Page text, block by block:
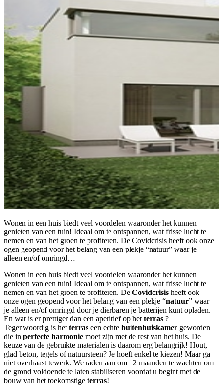
Wonen in een huis biedt veel voordelen waaronder het kunnen
genieten van een tuin! Ideaal om te ontspannen, wat frisse lucht te
nemen en van het groen te profiteren. De Covidcrisis heeft ook onze
ogen geopend voor het belang van een plekje “natuur” waar je
alleen en/of omringd…
Wonen in een huis biedt veel voordelen waaronder het kunnen
genieten van een tuin! Ideaal om te ontspannen, wat frisse lucht te
nemen en van het groen te profiteren. De Covidcrisis heeft ook
onze ogen geopend voor het belang van een plekje “natuur” waar
je alleen en/of omringd door je dierbaren je batterijen kunt opladen.
En wat is er prettiger dan een aperitief op het terras ?
Tegenwoordig is het terras een echte buitenhuiskamer geworden
die in perfecte harmonie moet zijn met de rest van het huis. De
keuze van de gebruikte materialen is daarom erg belangrijk! Hout,
glad beton, tegels of natuursteen? Je hoeft enkel te kiezen! Maar ga
niet overhaast tewerk. We raden aan om 12 maanden te wachten om
de grond voldoende te laten stabiliseren voordat u begint met de
bouw van het toekomstige terras!